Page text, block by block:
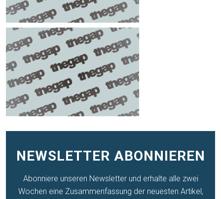
NEWSLETTER ABONNIEREN
Abonniere unseren Newsletter und erhalte alle zwei
Wochen eine Zusammenfassung der neuesten Artikel,